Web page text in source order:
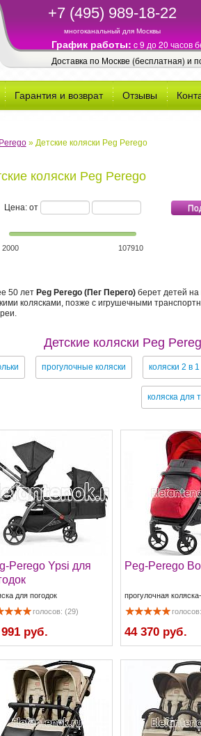
+7 (495) 989-18-22
многоканальный для Москвы
График работы: c 9 до 20 часов
Доставка по Москве (бесплатная) и
Гарантия и возврат Отзывы
» Детские коляски Peg Perego
коляски Peg Perego
Цена: от минимальная стоимостьмаксимальная стоимость
2000 107910
50 лет Peg Perego (Пег Перего)берет детей на
колясками, позже с игрушечными
Детские коляски Peg
прогулочные коляски коляски 2 в 1
коляска для
Perego Ypsi для
Peg-Perego
для погодок
голосов: (29)
прогулочная
руб. 44 370 руб.